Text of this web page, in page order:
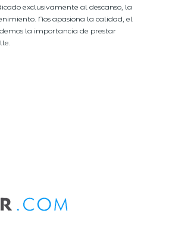
exclusivamente al descanso, la
Nos apasiona la calidad, el
la importancia de prestar